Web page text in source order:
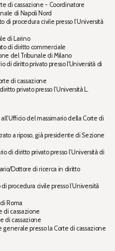
di cassazione - Coordinatore
di Napoli Nord
di procedura civile presso l’Università
di Larino
di diritto commerciale
del Tribunale di Milano
di diritto privato presso l'Università di
di cassazione
privato presso l’Università L.
del massimario della Corte di
a riposo, già presidente di Sezione
di diritto privato presso l’Università di
Dottore di ricerca in diritto
procedura civile presso l’Università
Roma
di cassazione
di cassazione
generale presso la Corte di cassazione